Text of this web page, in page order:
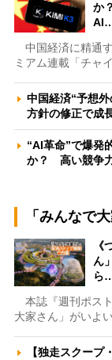
か
中国経済に精通
ミアム連載「チャ
中国経済“予想
方針の修正で成
“AI革命”で爆発
か？ 高い競争
「みんなで
《
ん
ら
本誌『週刊ポス
大家さん」がいよ
【独走スクープ